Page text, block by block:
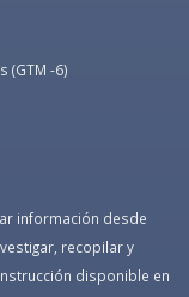
(GTM -6)
información desde
recopilar y
disponible en